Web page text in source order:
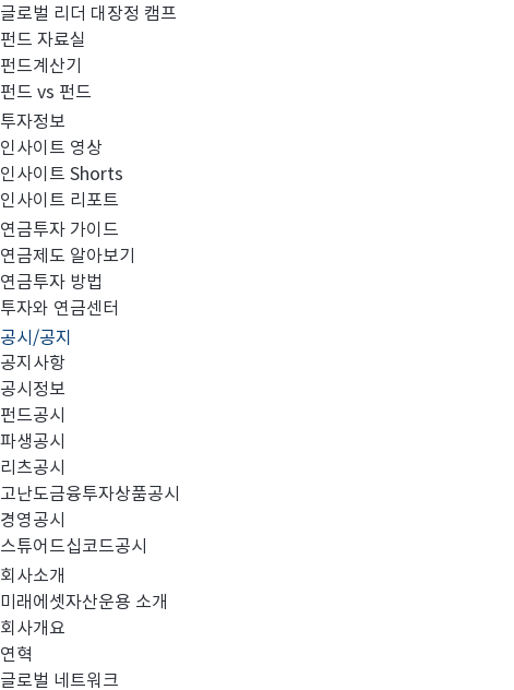
글로벌 리더 대장정 캠프
펀드 자료실
펀드계산기
펀드 vs 펀드
투자정보
인사이트 영상
인사이트 Shorts
인사이트 리포트
연금투자 가이드
연금제도 알아보기
연금투자 방법
투자와 연금센터
공시/공지
공지사항
공시정보
펀드공시
파생공시
리츠공시
고난도금융투자상품공시
경영공시
스튜어드십코드공시
회사소개
미래에셋자산운용 소개
회사개요
연혁
글로벌 네트워크
펀드공시
2024년 2분기 영업보고서_미래에셋맵스아시아퍼시픽부
세부내용은 첨부를 참조하시기 바랍니다
AP1호_24.2분기 영업보고서.pdf
이전글